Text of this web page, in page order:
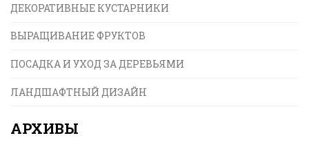
ДЕКОРАТИВНЫЕ КУСТАРНИКИ
ВЫРАЩИВАНИЕ ФРУКТОВ
ПОСАДКА И УХОД ЗА ДЕРЕВЬЯМИ
ЛАНДШАФТНЫЙ ДИЗАЙН
АРХИВЫ